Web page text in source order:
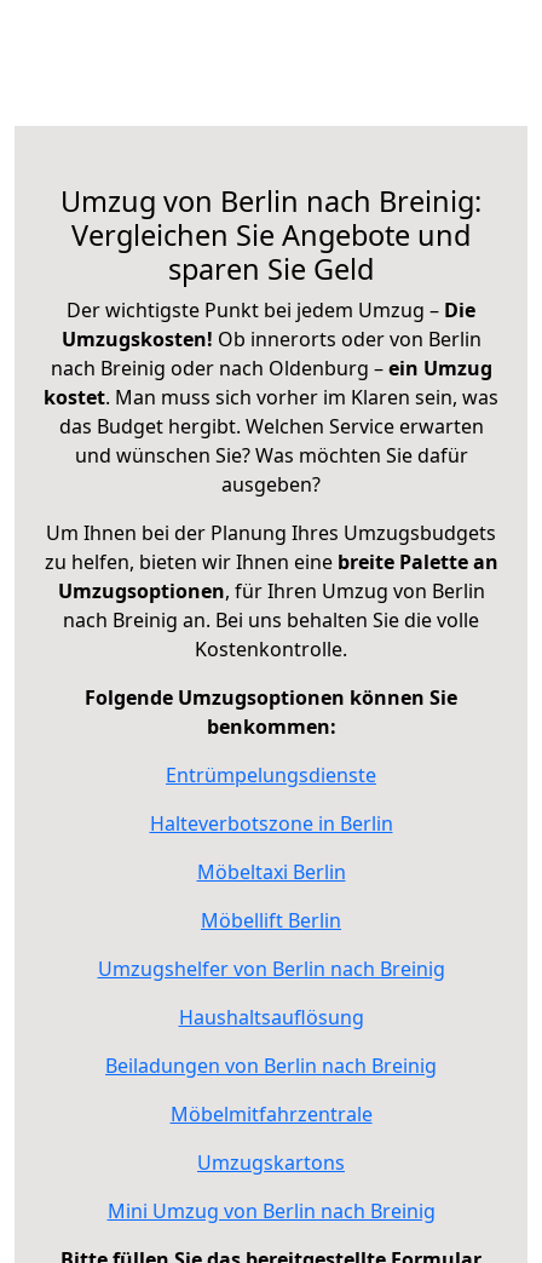
Umzug von Berlin nach Breinig:
Vergleichen Sie Angebote und
sparen Sie Geld
Der wichtigste Punkt bei jedem Umzug – Die
Umzugskosten! Ob innerorts oder von Berlin
nach Breinig oder nach Oldenburg –ein Umzug
kostet. Man muss sich vorher im Klaren sein, was
das Budget hergibt. Welchen Service erwarten
und wünschen Sie? Was möchten Sie dafür
ausgeben?
Um Ihnen bei der Planung Ihres Umzugsbudgets
zu helfen, bieten wir Ihnen eine breite Palette an
Umzugsoptionen, für Ihren Umzug von Berlin
nach Breinig an. Bei uns behalten Sie die volle
Kostenkontrolle.
Folgende Umzugsoptionen können Sie
benkommen:
Entrümpelungsdienste
Halteverbotszone in Berlin
Möbeltaxi Berlin
Möbellift Berlin
Umzugshelfer von Berlin nach Breinig
Haushaltsauflösung
Beiladungen von Berlin nach Breinig
Möbelmitfahrzentrale
Umzugskartons
Mini Umzug von Berlin nach Breinig